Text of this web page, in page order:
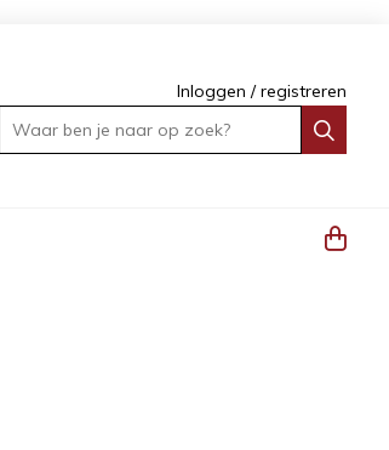
Inloggen /registreren
Waar ben je naar op zoek?